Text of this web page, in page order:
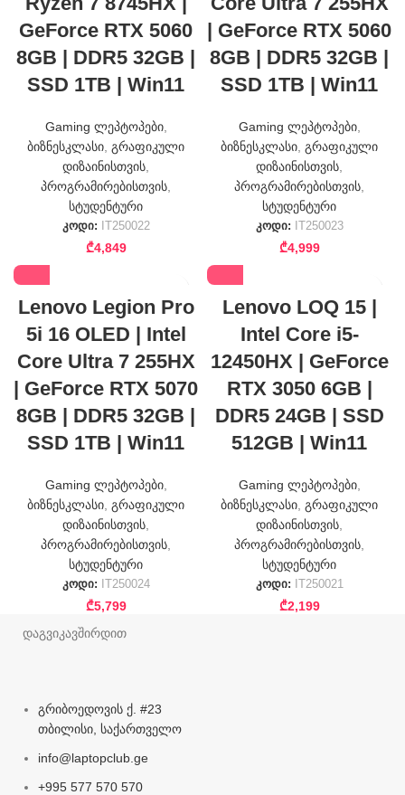
GeForce RTX 5060
8GB | DDR5 32GB |
SSD 1TB | Win11
Gaming ლეპტოპები,
ბიზნესკლასი გრაფიკული
დიზაინისთვის
პროგრამირებისთვის
სტუდენტური
კოდი: IT250022
₾4,849
| GeForce RTX 5060
8GB | DDR5 32GB |
SSD 1TB | Win11
Gaming ლეპტოპები,
ბიზნესკლასი გრაფიკული
დიზაინისთვის
პროგრამირებისთვის
სტუდენტური
კოდი: IT250023
₾4,999
Lenovo Legion Pro
5i 16 OLED | Intel
Core Ultra 7 255HX
| GeForce RTX 5070
8GB | DDR5 32GB |
SSD 1TB | Win11
Gaming ლეპტოპები,
ბიზნესკლასი გრაფიკული
დიზაინისთვის
პროგრამირებისთვის
სტუდენტური
კოდი: IT250024
₾5,799
Lenovo LOQ 15 |
Intel Core i5-
12450HX | GeForce
RTX 3050 6GB |
DDR5 24GB | SSD
512GB | Win11
Gaming ლეპტოპები,
ბიზნესკლასი გრაფიკული
დიზაინისთვის
პროგრამირებისთვის
სტუდენტური
კოდი: IT250021
₾2,199
დაგვიკავშირდით
გრიბოედოვის ქ. #23
თბილისი, საქართველო
info@laptopclub.ge
+995 577 570 570